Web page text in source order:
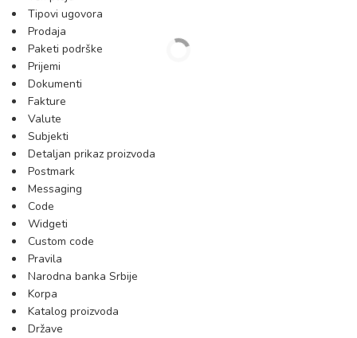
Tipovi ugovora
Prodaja
Paketi podrške
Prijemi
Dokumenti
Fakture
Valute
Subjekti
Detaljan prikaz proizvoda
Postmark
Messaging
Code
Widgeti
Custom code
Pravila
Narodna banka Srbije
Korpa
Katalog proizvoda
Države